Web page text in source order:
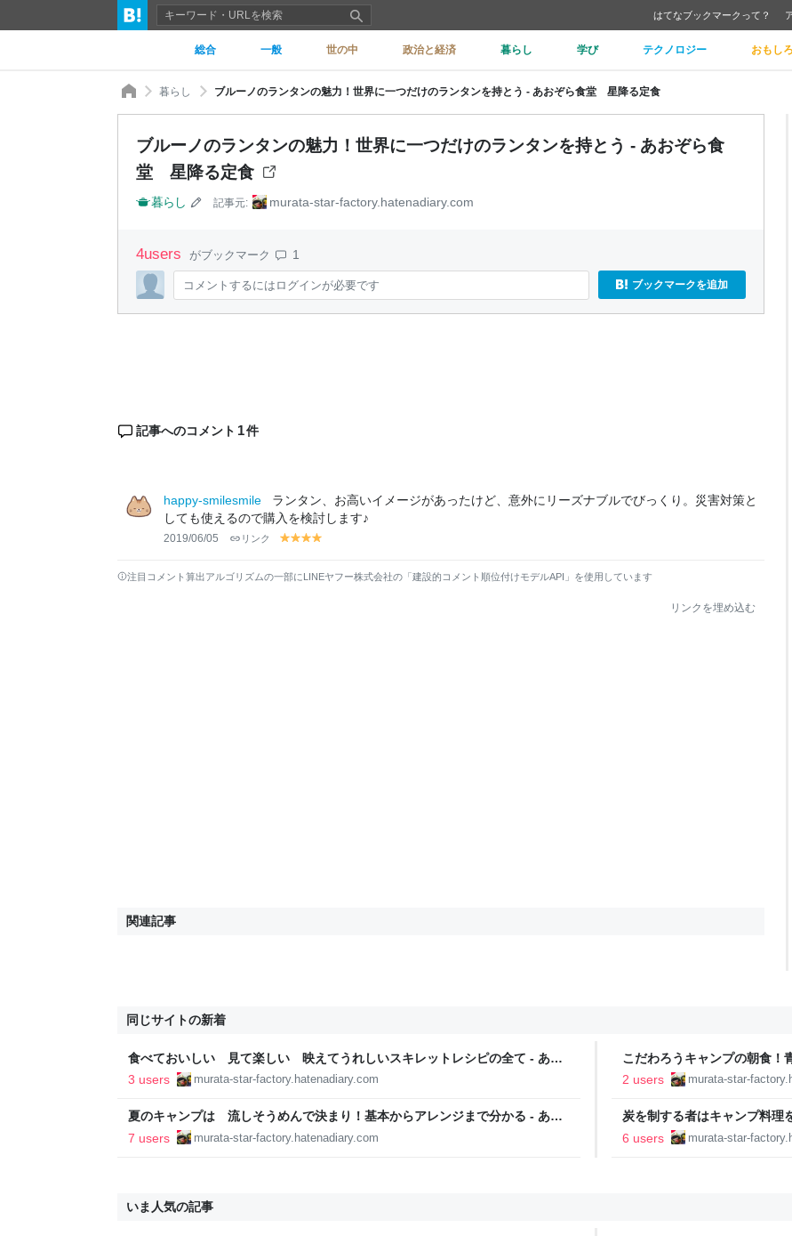
はてなブックマークって？
総合 一般 世の中 政治と経済 暮らし 学び テクノロジー おもしろ
暮らし ブルーノのランタンの魅力！世界に一つだけのランタンを持とう - あおぞら食堂 星降る定食
ブルーノのランタンの魅力！世界に一つだけのランタンを持とう - あおぞら食
堂 星降る定食
暮らし 記事元: murata-star-factory.hatenadiary.com
4users がブックマーク 1
コメントするにはログインが必要です ブックマークを追加
記事へのコメント 1件
happy-smilesmile
ランタン、お高いイメージがあったけど、意外にリーズナブルでびっくり。災害対策と
しても使えるので購入を検討します♪
2019/06/05 リンク
y
lo
y
lo
y
lolo
注目コメント算出アルゴリズムの一部にLINEヤフー株式会社の「建設的コメント順位付けモデルAPI」を使用しています
リンクを埋め込む
関連記事
同じサイトの新着
食べておいしい 見て楽しい 映えてうれしいスキレットレシピの全て - あお
ぞら食堂 星降る定食
3 users murata-star-factory.hatenadiary.com
こだわろうキャンプの朝食！
堂 星降る定食
2 users murata-star-
夏のキャンプは 流しそうめんで決まり！基本からアレンジまで分かる - あお
ぞら食堂 星降る定食
7 users murata-star-factory.hatenadiary.com
炭を制する者はキャンプ料理
ぞら食堂 星降る定食
6 users murata-star-
いま人気の記事